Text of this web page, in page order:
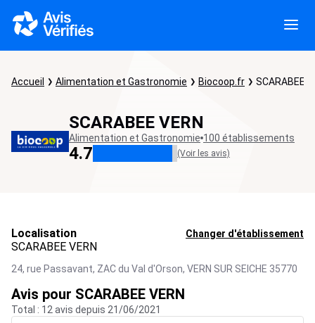
Accueil Alimentation et Gastronomie Biocoop.fr SCARABEE
SCARABEE VERN
Alimentation et Gastronomie 100 établissements
4.7 (Voir les avis)
Localisation Changer d'établissement
SCARABEE VERN
24, rue Passavant, ZAC du Val d'Orson, VERN SUR SEICHE 35770
Avis pour SCARABEE VERN
Total : 12 avis depuis 21/06/2021